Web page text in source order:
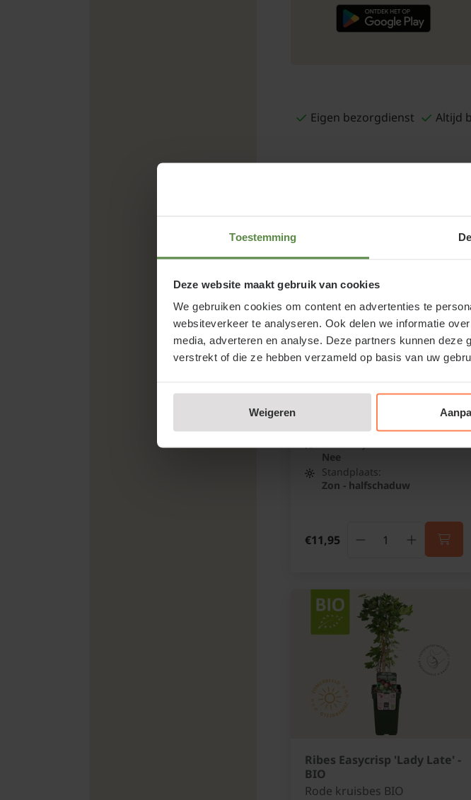
Toestemming
Deze website maakt gebruik van cookies
We gebruiken cookies om content en advertenties te
websiteverkeer te analyseren. Ook delen we informatie
media, adverteren en analyse. Deze partners kunnen
verstrekt of die ze hebben verzameld op basis van uw
Weigeren
Eigen bezorgdienst Altijd
Ribes nigrum 'Titania' - BIO
Zwarte bes BIO
Mei
Nee
Standplaats:
Zon - halfschaduw
€11,95
Ribes Easycrisp 'Lady Late' -
BIO
Rode kruisbes BIO